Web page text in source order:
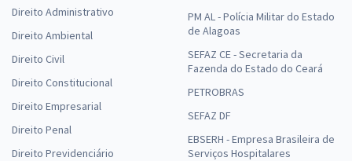
Direito Administrativo
Direito Ambiental
Direito Civil
Direito Constitucional
Direito Empresarial
Direito Penal
Direito Previdenciário
PM AL - Polícia Militar do Estado
de Alagoas
SEFAZ CE - Secretaria da
Fazenda do Estado do Ceará
PETROBRAS
SEFAZ DF
EBSERH - Empresa Brasileira de
Serviços Hospitalares